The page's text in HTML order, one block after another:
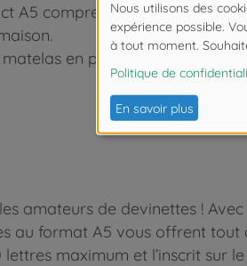
A5 comprend 100 feuilles
en premier ?
amateurs de devinettes !
au format A5 vous offrent
maximum et l’inscrit sur